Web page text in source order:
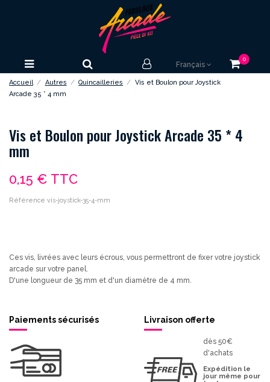
Français
0
Accueil Autres Quincailleries
Vis et Boulon pour Joystick
Arcade 35 * 4 mm
Vis et Boulon pour Joystick Arcade 35 * 4
mm
0,15 € TTC
Référence vis-joystick-35-4-mm
Ces vis, livrées avec leurs écrous, vous permettront de fixer votre joystick
arcade sur votre panel.
D'une longueur de 35 mm et d'un diamètre de 4 mm.
Paiements sécurisés Livraison offerte
dès 50€
d'achats
Expédition le
jour même pour